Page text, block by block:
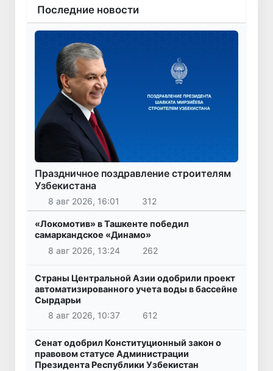
Последние новости
Праздничное поздравление строителям
Узбекистана
8 авг 2026, 16:01 312
«Локомотив» в Ташкенте победил
самаркандское «Динамо»
8 авг 2026, 13:24
262
Страны Центральной Азии одобрили проект
автоматизированного учета воды в бассейне
Сырдарьи
8 авг 2026, 10:37
612
Сенат одобрил Конституционный закон о
правовом статусе Администрации
Президента Республики Узбекистан